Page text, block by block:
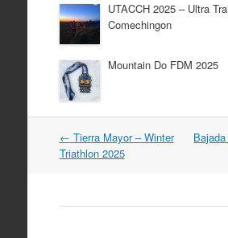
UTACCH 2025 – Ultra
Comechingon
Mountain Do FDM 2025
Navegación
por
← Tierra Mayor – Winter
Triathlon 2025